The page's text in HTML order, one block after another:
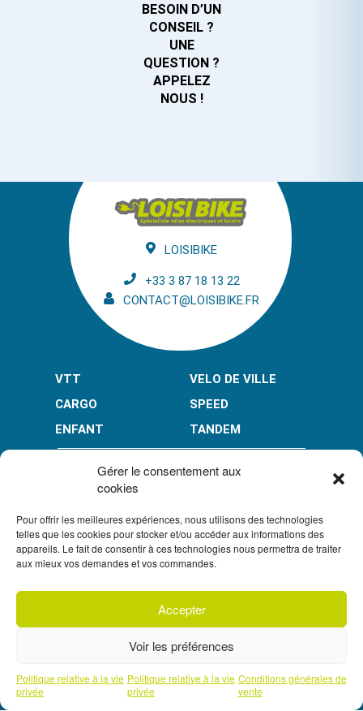
Gérer le consentement aux
cookies
Pour offrir les meilleures expériences, nous utilisons des technologies
telles que les cookies pour stocker et/ou accéder aux informations des
appareils. Le fait de consentir à ces technologies nous permettra de traiter
aux mieux vos demandes et vos commandes.
Accepter
Voir les préférences
Politique relative à la vie
privée
Politique relative à la vie
privée
Conditions générales de
vente
BESOIN D’UN
CONSEIL ?
UNE
QUESTION ?
APPELEZ
NOUS !
notre newsletter
avec l'un de nos experts
LOISIBIKE
+33 3 87 18 13 22
CONTACT@LOISIBIKE.FR
VTT
VELO DE VILLE
CARGO
SPEED
ENFANT
TANDEM
PAIEMENT EN PLUSIEURS FOIS* :
LIMITÉ À 3000 € POUR LE 10X. LIMITÉ À 6000 € POUR LE 3X ET 4X.
CONDITION GÉNÉRALES DE VENTE
POLITIQUE DE CONFIDENTIALITÉ
SOUS RÉSERVE D’ACCEPTATION PAR FLOA. VOUS